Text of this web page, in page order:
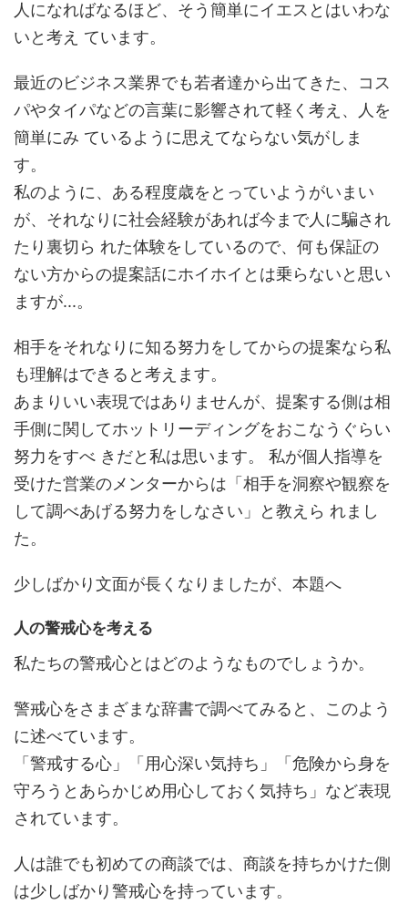
人になればなるほど、そう簡単にイエスとはいわな
いと考え ています。
最近のビジネス業界でも若者達から出てきた、コス
パやタイパなどの言葉に影響されて軽く考え、人を
簡単にみ ているように思えてならない気がしま
す。
私のように、ある程度歳をとっていようがいまい
が、それなりに社会経験があれば今まで人に騙され
たり裏切ら れた体験をしているので、何も保証の
ない方からの提案話にホイホイとは乗らないと思い
ますが...。
相手をそれなりに知る努力をしてからの提案なら私
も理解はできると考えます。
あまりいい表現ではありませんが、提案する側は相
手側に関してホットリーディングをおこなうぐらい
努力をすべ きだと私は思います。 私が個人指導を
受けた営業のメンターからは「相手を洞察や観察を
して調べあげる努力をしなさい」と教えら れまし
た。
少しばかり文面が長くなりましたが、本題へ
人の警戒心を考える
私たちの警戒心とはどのようなものでしょうか。
警戒心をさまざまな辞書で調べてみると、このよう
に述べています。
「警戒する心」「用心深い気持ち」「危険から身を
守ろうとあらかじめ用心しておく気持ち」など表現
されています。
人は誰でも初めての商談では、商談を持ちかけた側
は少しばかり警戒心を持っています。